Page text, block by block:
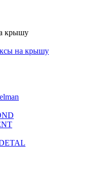
крышу
на крышу